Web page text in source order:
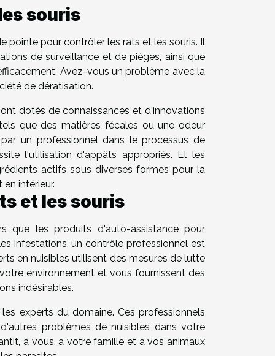
souris
pointe pour contrôler les rats et les souris. Il
de surveillance et de pièges, ainsi que
Avez-vous un problème avec la
de dératisation.
dotés de connaissances et d'innovations
que des matières fécales ou une odeur
un professionnel dans le processus de
l'utilisation d'appâts appropriés. Et les
actifs sous diverses formes pour la
intérieur.
et les souris
que les produits d'auto-assistance pour
infestations, un contrôle professionnel est
en nuisibles utilisent des mesures de lutte
environnement et vous fournissent des
indésirables.
experts du domaine. Ces professionnels
problèmes de nuisibles dans votre
à vous, à votre famille et à vos animaux